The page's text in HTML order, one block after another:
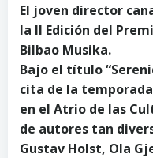
El joven director
la II Edición del
Bilbao Musika.
Bajo el título
cita de la
en el Atrio de las
de autores tan
Gustav Holst, Ola